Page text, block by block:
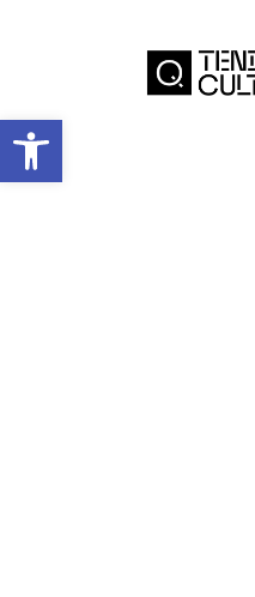
Abrir barra de herramientas